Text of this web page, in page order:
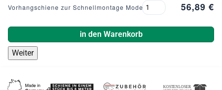
Vorhangschiene zur Schnellmontage Modell 840 56,89 €
in den Warenkorb
Weiter